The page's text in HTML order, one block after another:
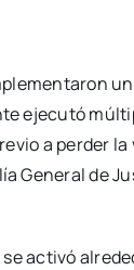
ejecutó
a perder la
General de
activó